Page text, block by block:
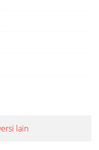
lain